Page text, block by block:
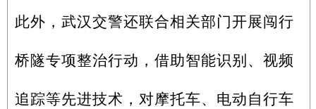
此外，武汉交警还联合相关部门开展闯行
桥隧专项整治行动，借助智能识别、视频
追踪等先进技术，对摩托车、电动自行车